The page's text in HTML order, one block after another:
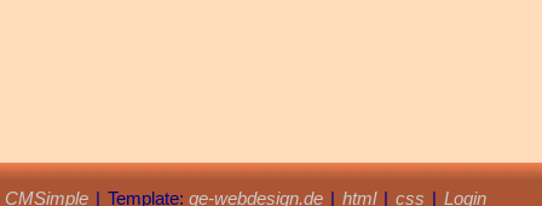
CMSimple | Template: ge-webdesign.de | html | css | Login